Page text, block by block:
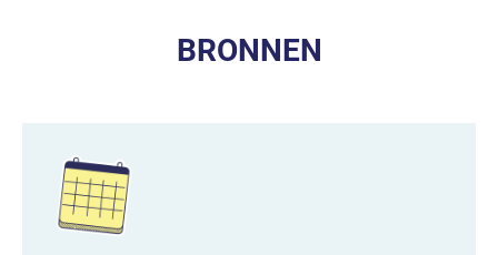
BRONNEN